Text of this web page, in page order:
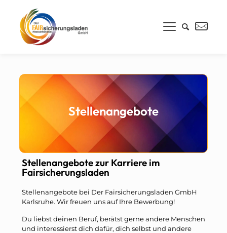
Stellenangebote
Stellenangebote zur Karriere im
Fairsicherungsladen
Stellenangebote bei Der Fairsicherungsladen GmbH
Karlsruhe. Wir freuen uns auf Ihre Bewerbung!
Du liebst deinen Beruf, berätst gerne andere Menschen
und interessierst dich dafür, dich selbst und andere